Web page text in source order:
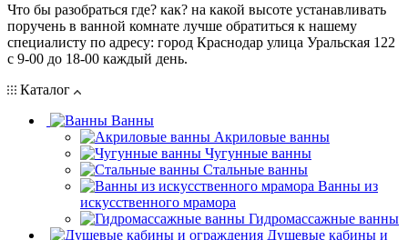
Что бы разобраться где? как? на какой высоте устанавливать
поручень в ванной комнате лучше обратиться к нашему
специалисту по адресу: город Краснодар улица Уральская 122
с 9-00 до 18-00 каждый день.
Каталог
Ванны
Акриловые ванны
Чугунные ванны
Стальные ванны
Ванны из
искусственного мрамора
Гидромассажные ванны
Душевые кабины и